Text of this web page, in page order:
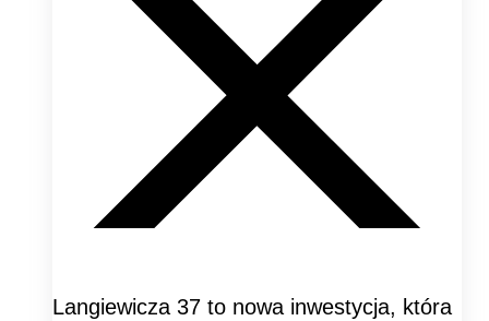
Langiewicza 37 to nowa inwestycja, która